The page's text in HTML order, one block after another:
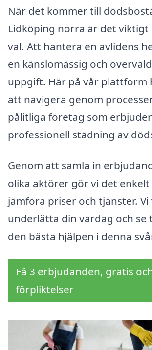
När det kommer till
Lidköping norra är det
val. Att hantera en avlidens
en känslomässig och
uppgift. Här på vår plattform
att navigera genom
pålitliga företag som erbjuder
professionell städning av
Genom att samla in
olika aktörer gör vi det
jämföra priser och tjänster. Vi
underlätta din vardag och se
den bästa hjälpen i denna
Få 3 erbjudanden, gratis
förpliktelser